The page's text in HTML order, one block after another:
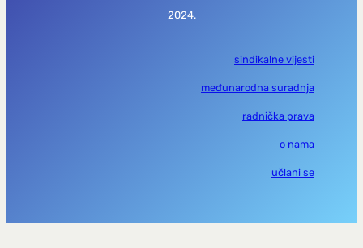
2024.
sindikalne vijesti
međunarodna suradnja
radnička prava
o nama
učlani se